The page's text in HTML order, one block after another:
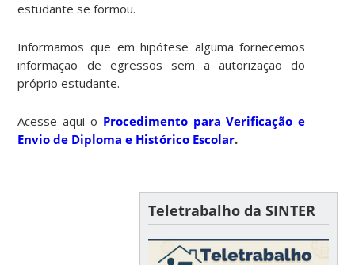
estudante se formou.
Informamos que em hipótese alguma fornecemos
informação de egressos sem a autorização do
próprio estudante.
Acesse aqui o Procedimento para Verificação e
Envio de Diploma e Histórico Escolar.
Teletrabalho da SINTER